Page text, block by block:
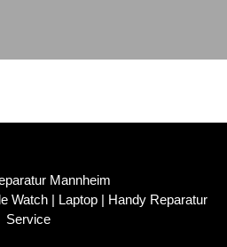
Mannheim
Watch | Laptop | Handy Reparatur
Service